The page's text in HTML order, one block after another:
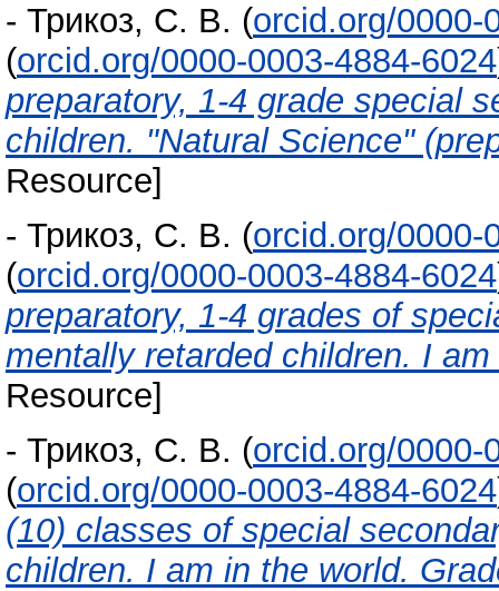
- Трикоз, С. В. (orcid.org/0000-
(orcid.org/0000-0003-4884-6024
preparatory, 1-4 grade special
children. "Natural Science"
Resource]
- Трикоз, С. В. (orcid.org/0000-
(orcid.org/0000-0003-4884-6024
preparatory, 1-4 grades of
mentally retarded children. I
Resource]
- Трикоз, С. В. (orcid.org/0000-
(orcid.org/0000-0003-4884-6024
(10) classes of special
children. I am in the world.